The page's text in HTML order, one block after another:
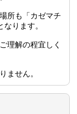
所も「カゼマチ
ります。
理解の程宜しく
ません。